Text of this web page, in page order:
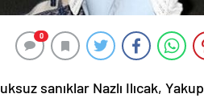
0
sanıklar Nazlı Ilıcak, Yakup